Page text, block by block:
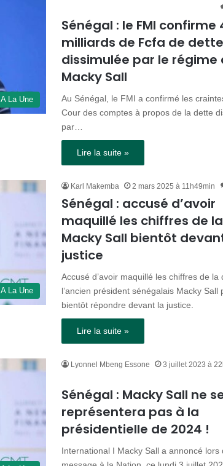
A La Une
Sénégal : le FMI confirme
milliards de Fcfa de dette
dissimulée par le régime
Macky Sall
Au Sénégal, le FMI a confirmé les
Cour des comptes à propos de la dette
par…
Lire la suite »
A La Une
Karl Makemba 2 mars 2025 à 11h49min
Sénégal : accusé d’avoir
maquillé les chiffres de
Macky Sall bientôt
justice
Accusé d’avoir maquillé les chiffres de la
l’ancien président sénégalais Macky Sall
bientôt répondre devant la justice.
Lire la suite »
Lyonnel Mbeng Essone
3 juillet 2023 à
Sénégal : Macky Sall ne
représentera pas à la
présidentielle de 2024 !
International I Macky Sall a annoncé lors